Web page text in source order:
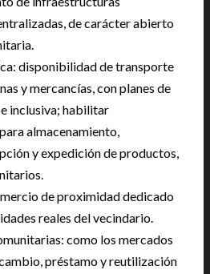
de carácter abierto
disponibilidad de transporte
y mercancías, con planes de
inclusiva; habilitar
almacenamiento,
y expedición de productos,
de proximidad dedicado
reales del vecindario.
como los mercados
préstamo y reutilización